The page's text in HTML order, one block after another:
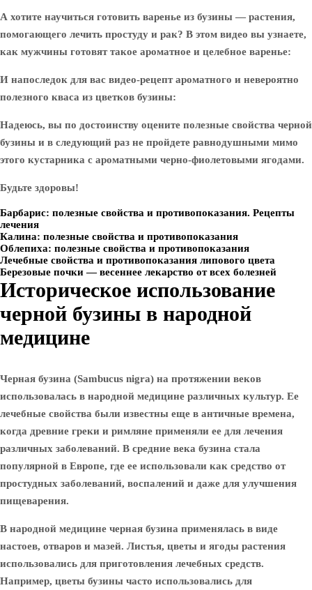
А хотите научиться готовить варенье из бузины — растения,
помогающего лечить простуду и рак? В этом видео вы узнаете,
как мужчины готовят такое ароматное и целебное варенье:
И напоследок для вас видео-рецепт ароматного и невероятно
полезного кваса из цветков бузины:
Надеюсь, вы по достоинству оцените полезные свойства черной
бузины и в следующий раз не пройдете равнодушными мимо
этого кустарника с ароматными черно-фиолетовыми ягодами.
Будьте здоровы!
Барбарис: полезные свойства и противопоказания. Рецепты
лечения
Калина: полезные свойства и противопоказания
Облепиха: полезные свойства и противопоказания
Лечебные свойства и противопоказания липового цвета
Березовые почки — весеннее лекарство от всех болезней
Историческое использование
черной бузины в народной
медицине
Черная бузина (Sambucus nigra) на протяжении веков
использовалась в народной медицине различных культур. Ее
лечебные свойства были известны еще в античные времена,
когда древние греки и римляне применяли ее для лечения
различных заболеваний. В средние века бузина стала
популярной в Европе, где ее использовали как средство от
простудных заболеваний, воспалений и даже для улучшения
пищеварения.
В народной медицине черная бузина применялась в виде
настоев, отваров и мазей. Листья, цветы и ягоды растения
использовались для приготовления лечебных средств.
Например, цветы бузины часто использовались для